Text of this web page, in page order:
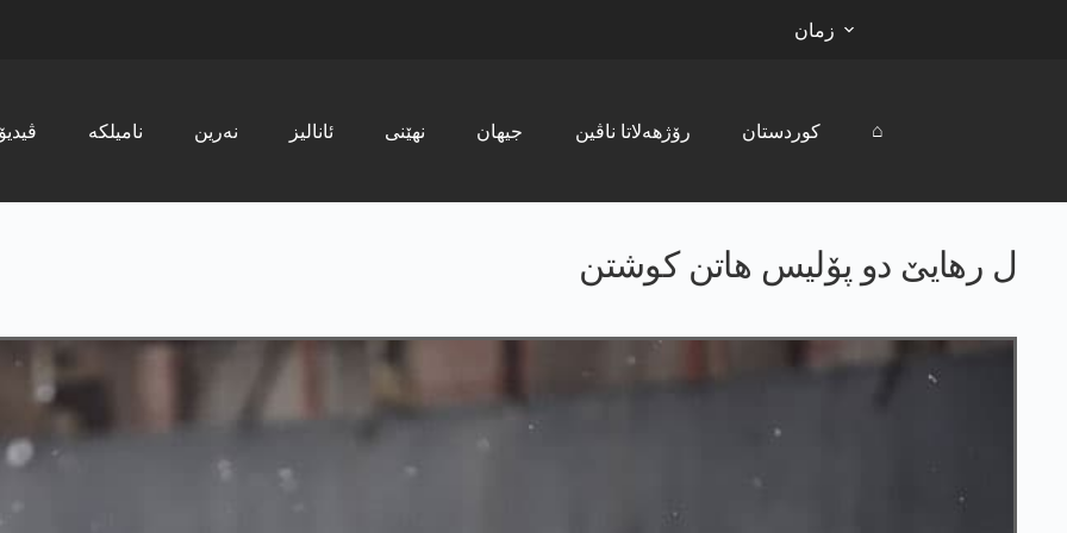
زمان
ڤیدیۆ نامیلکە نەرین ئانالیز نھێنی جیھان رۆژھەلاتا ناڤین کوردستان ⌂
ل رهایێ دو پۆلیس هاتن کوشتن